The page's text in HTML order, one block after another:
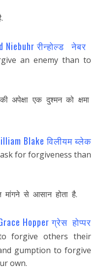
Niebuhr रीन्होल्ड नेबर
an enemy than to
अपेक्षा एक दुश्मन को क्षमा
Blake विलीयम ब्लेक
for forgiveness than
मांगने से आसान होता है.
Hopper ग्रेस होप्पर
forgive others their
gumption to forgive
own.